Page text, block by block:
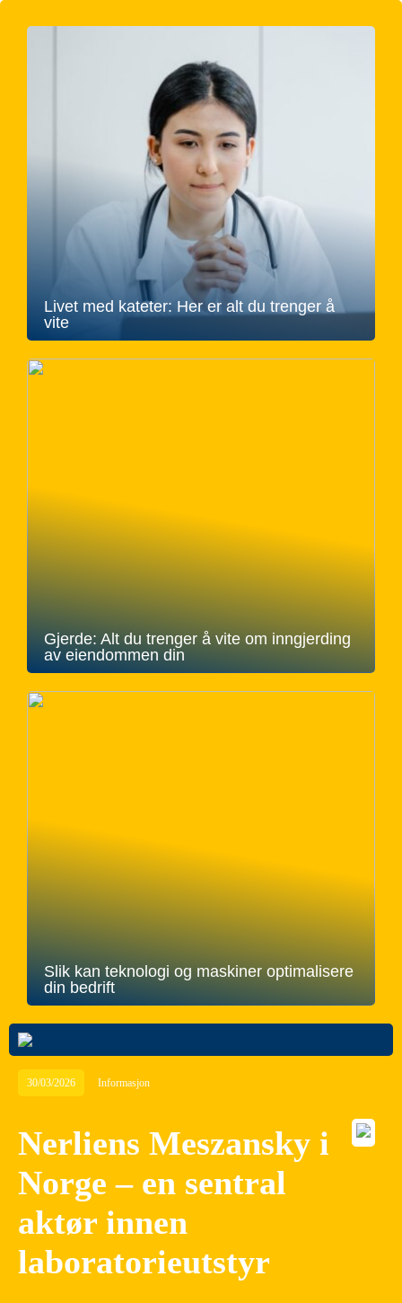
Livet med kateter: Her er alt du trenger å
vite
Gjerde: Alt du trenger å vite om inngjerding
av eiendommen din
Slik kan teknologi og maskiner optimalisere
din bedrift
30/03/2026 Informasjon
Nerliens Meszansky i
Norge – en sentral
aktør innen
laboratorieutstyr